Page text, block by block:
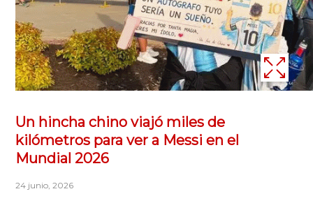
Un hincha chino viajó miles de
kilómetros para ver a Messi en el
Mundial 2026
24 junio, 2026